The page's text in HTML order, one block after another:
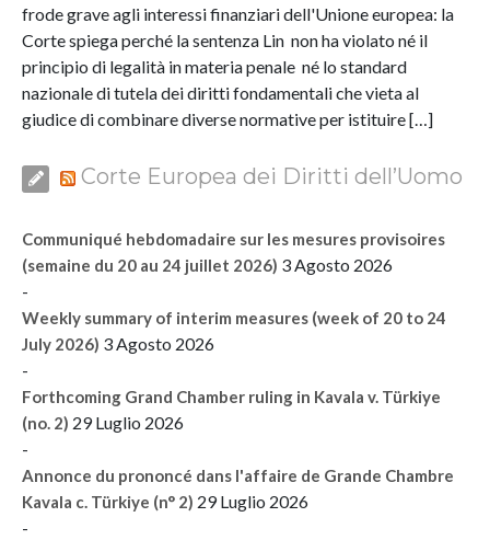
frode grave agli interessi finanziari dell'Unione europea: la
Corte spiega perché la sentenza Lin non ha violato né il
principio di legalità in materia penale né lo standard
nazionale di tutela dei diritti fondamentali che vieta al
giudice di combinare diverse normative per istituire […]
Corte Europea dei Diritti dell’Uomo
Communiqué hebdomadaire sur les mesures provisoires
(semaine du 20 au 24 juillet 2026) 3 Agosto 2026
-
Weekly summary of interim measures (week of 20 to 24
July 2026) 3 Agosto 2026
-
Forthcoming Grand Chamber ruling in Kavala v. Türkiye
(no. 2) 29 Luglio 2026
-
Annonce du prononcé dans l'affaire de Grande Chambre
Kavala c. Türkiye (n° 2) 29 Luglio 2026
-